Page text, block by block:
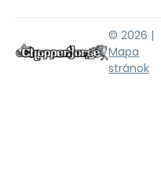
© 2026 |
Mapa
stránok